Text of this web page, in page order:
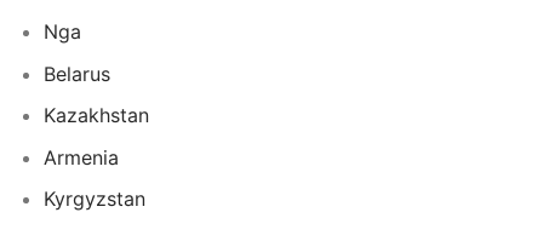
Nga
Belarus
Kazakhstan
Armenia
Kyrgyzstan